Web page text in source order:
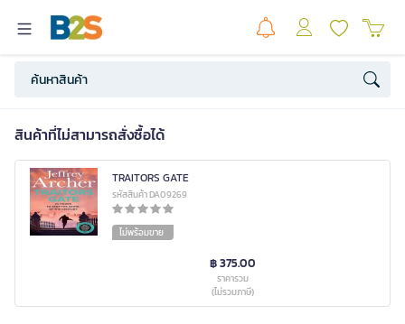
สินค้าที่ไม่สามารถสั่งซื้อได้
TRAITORS GATE
รหัสสินค้า DA09269
ไม่พร้อมขาย
฿ 375.00
ราคารวม
(ไม่รวมภาษี)